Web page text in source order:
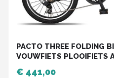
PACTO THREE FOLDING
VOUWFIETS PLOOIFIETS
€ 441,00